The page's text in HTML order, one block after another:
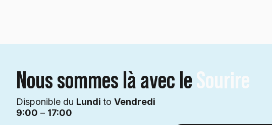
Nous sommes là avec leSourire
Disponible du LunditoVendredi
9:00 – 17:00